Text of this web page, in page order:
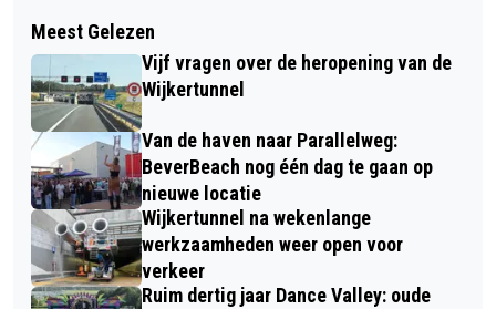
URGENT BEACH EVENT
BESTUURDER ELEKTRISCHE STEP
ZWAARGEWOND NA AANRIJDING IN
BEVERWIJK
Meest Gelezen
Vijf vragen over de heropening van de
Wijkertunnel
Van de haven naar Parallelweg:
BeverBeach nog één dag te gaan op
nieuwe locatie
Wijkertunnel na wekenlange
werkzaamheden weer open voor
verkeer
Ruim dertig jaar Dance Valley: oude